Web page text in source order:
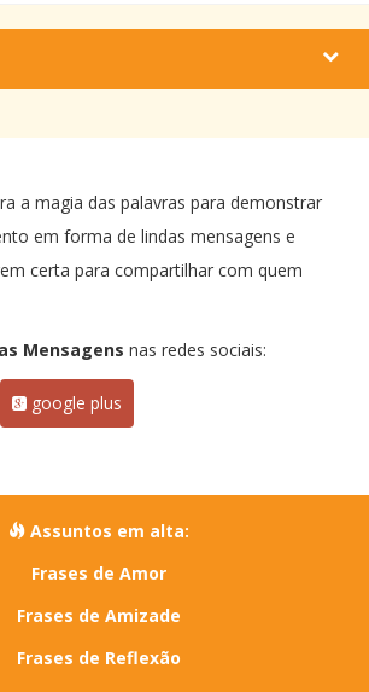
a magia das palavras para demonstrar
em forma de lindas mensagens e
certa para compartilhar com quem
Mensagens nas redes sociais:
google plus
Assuntos em alta:
Frases de Amor
Frases de Amizade
Frases de Reflexão